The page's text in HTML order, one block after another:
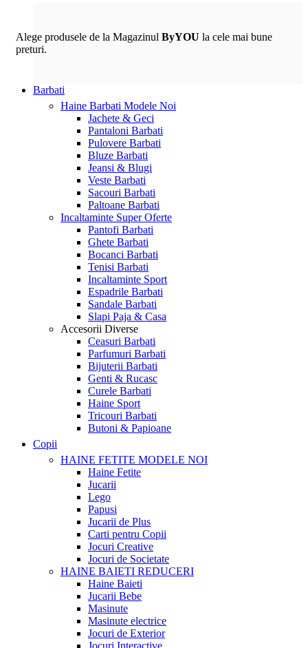
Alege produsele de la Magazinul ByYOU la cele mai bune
preturi.
Barbati
Haine Barbati Modele Noi
Jachete & Geci
Pantaloni Barbati
Pulovere Barbati
Bluze Barbati
Jeansi & Blugi
Veste Barbati
Sacouri Barbati
Paltoane Barbati
Incaltaminte Super Oferte
Pantofi Barbati
Ghete Barbati
Bocanci Barbati
Tenisi Barbati
Incaltaminte Sport
Espadrile Barbati
Sandale Barbati
Slapi Paja & Casa
Accesorii Diverse
Ceasuri Barbati
Parfumuri Barbati
Bijuterii Barbati
Genti & Rucasc
Curele Barbati
Haine Sport
Tricouri Barbati
Butoni & Papioane
Copii
HAINE FETITE MODELE NOI
Haine Fetite
Jucarii
Lego
Papusi
Jucarii de Plus
Carti pentru Copii
Jocuri Creative
Jocuri de Societate
HAINE BAIETI REDUCERI
Haine Baieti
Jucarii Bebe
Masinute
Masinute electrice
Jocuri de Exterior
Jocuri Interactive